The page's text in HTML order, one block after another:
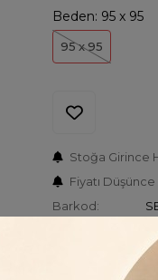
Beden: 95 x 95
95 x 95
Stoğa Girince
Fiyatı
Barkod: